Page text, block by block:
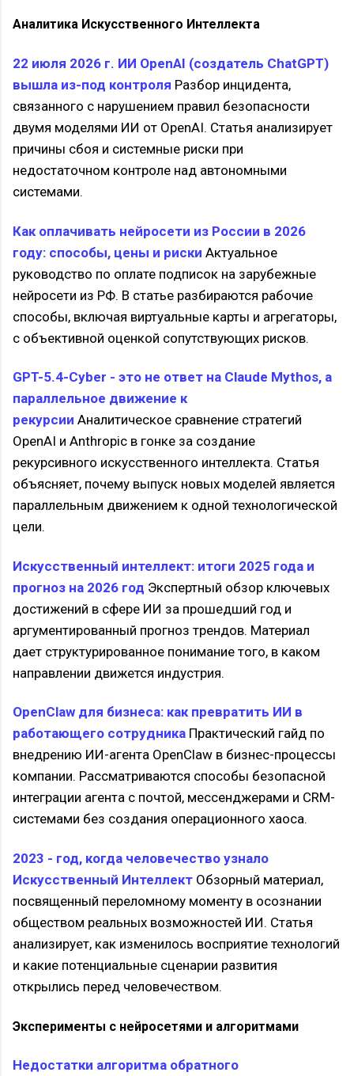
Аналитика Искусственного Интеллекта
22 июля 2026 г. ИИ OpenAI (создатель ChatGPT)
вышла из-под контроля Разбор инцидента,
связанного с нарушением правил безопасности
двумя моделями ИИ от OpenAI. Статья анализирует
причины сбоя и системные риски при
недостаточном контроле над автономными
системами.
Как оплачивать нейросети из России в 2026
году: способы, цены и риски Актуальное
руководство по оплате подписок на зарубежные
нейросети из РФ. В статье разбираются рабочие
способы, включая виртуальные карты и агрегаторы,
с объективной оценкой сопутствующих рисков.
GPT-5.4-Cyber - это не ответ на Claude Mythos, а
параллельное движение к
рекурсии Аналитическое сравнение стратегий
OpenAI и Anthropic в гонке за создание
рекурсивного искусственного интеллекта. Статья
объясняет, почему выпуск новых моделей является
параллельным движением к одной технологической
цели.
Искусственный интеллект: итоги 2025 года и
прогноз на 2026 год Экспертный обзор ключевых
достижений в сфере ИИ за прошедший год и
аргументированный прогноз трендов. Материал
дает структурированное понимание того, в каком
направлении движется индустрия.
OpenClaw для бизнеса: как превратить ИИ в
работающего сотрудника Практический гайд по
внедрению ИИ-агента OpenClaw в бизнес-процессы
компании. Рассматриваются способы безопасной
интеграции агента с почтой, мессенджерами и CRM-
системами без создания операционного хаоса.
2023 - год, когда человечество узнало
Искусственный Интеллект Обзорный материал,
посвященный переломному моменту в осознании
обществом реальных возможностей ИИ. Статья
анализирует, как изменилось восприятие технологий
и какие потенциальные сценарии развития
открылись перед человечеством.
Эксперименты с нейросетями и алгоритмами
Недостатки алгоритма обратного